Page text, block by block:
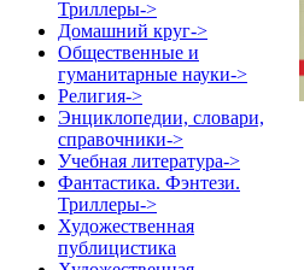
Триллеры->
Домашний круг->
Общественные и
гуманитарные науки->
Религия->
Энциклопедии, словари,
справочники->
Учебная литература->
Фантастика. Фэнтези.
Триллеры->
Художественная
публицистика